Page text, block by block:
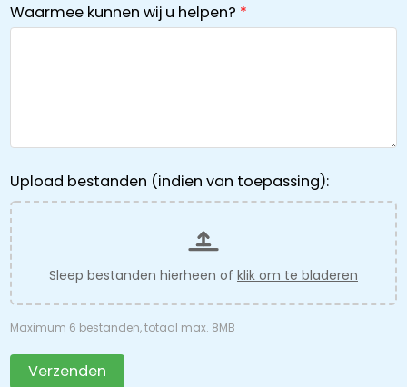
Waarmee kunnen wij u helpen?
Upload bestanden (indien van toepassing):
Sleep bestanden hierheen of klik om te bladeren
Maximum 6 bestanden, totaal max. 8MB
Verzenden